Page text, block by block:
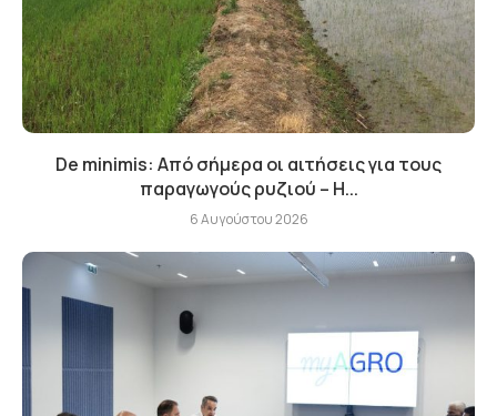
De minimis: Από σήμερα οι αιτήσεις για τους
παραγωγούς ρυζιού – Η...
6 Αυγούστου 2026